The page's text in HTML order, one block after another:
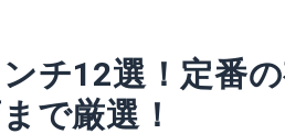
チ12選！定番
で厳選！